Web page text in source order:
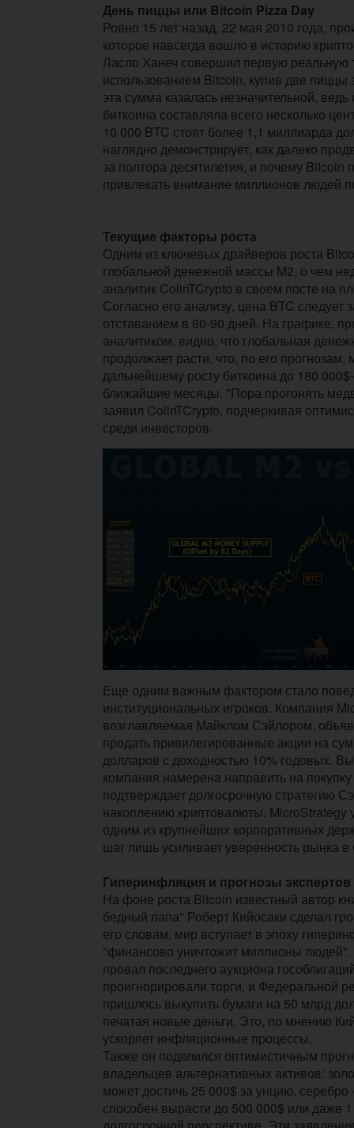
День пиццы или Bitcoin Pizza Day
Ровно 15 лет назад, 22 мая 2010 года,
которое навсегда вошло в историю
Ласло Ханеч совершил первую реальную
использованием Bitcoin, купив две пиццы
эта сумма казалась незначительной, ведь
биткоина составляла всего несколько
10 000 BTC стоят более 1,1 миллиарда
наглядно демонстрирует, как далеко
за полтора десятилетия, и почему Bitcoin
привлекать внимание миллионов людей
Текущие факторы роста
Одним из ключевых драйверов роста
глобальной денежной массы M2, о чем
аналитик ColinTCrypto в своем посте на
Согласно его анализу, цена BTC следует
отставанием в 80-90 дней. На графике,
аналитиком, видно, что глобальная
продолжает расти, что, по его прогнозам,
дальнейшему росту биткоина до 180
ближайшие месяцы. "Пора прогонять
заявил ColinTCrypto, подчеркивая
среди инвесторов.
Еще одним важным фактором стало
институциональных игроков. Компания
возглавляемая Майклом Сэйлором,
продать привилегированные акции на
долларов с доходностью 10% годовых.
компания намерена направить на
подтверждает долгосрочную стратегию
накоплению криптовалюты. MicroStrategy
одним из крупнейших корпоративных
шаг лишь усиливает уверенность рынка
Гиперинфляция и прогнозы экспертов
На фоне роста Bitcoin известный автор
бедный папа" Роберт Кийосаки сделал
его словам, мир вступает в эпоху
"финансово уничтожит миллионы людей".
провал последнего аукциона
проигнорировали торги, и Федеральной
пришлось выкупить бумаги на 50 млрд
печатая новые деньги. Это, по мнению
ускоряет инфляционные процессы.
Также он поделился оптимистичным
владельцев альтернативных активов:
может достичь 25 000$ за унцию, серебро
способен вырасти до 500 000$ или даже